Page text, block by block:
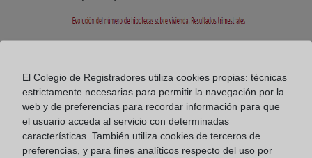
El Colegio de Registradores utiliza cookies propias: técnicas
estrictamente necesarias para permitir la navegación por la
web y de preferencias para recordar información para que
el usuario acceda al servicio con determinadas
características. También utiliza cookies de terceros de
preferencias, y para fines analíticos respecto del uso por